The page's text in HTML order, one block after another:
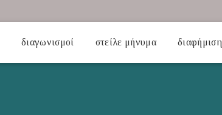
διαγωνισμοί στείλε μήνυμα διαφήμιση